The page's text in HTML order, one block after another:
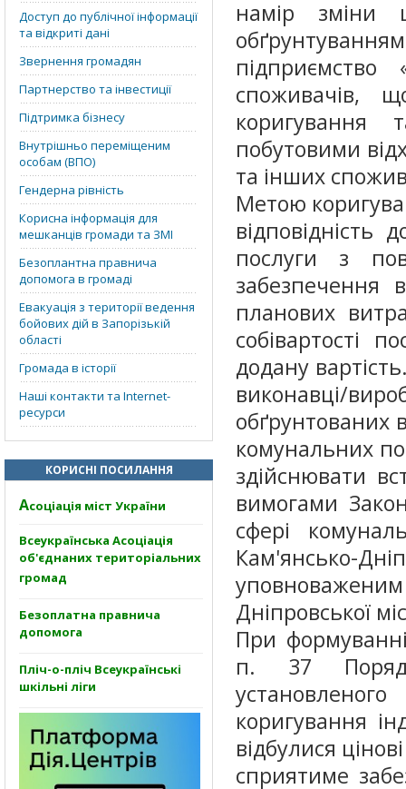
Доступ до публічної інформації
та відкриті дані
Звернення громадян
Партнерство та інвестиції
Підтримка бізнесу
Внутрішньо переміщеним
особам (ВПО)
Гендерна рівність
Корисна інформація для
мешканців громади та ЗМІ
Безоплантна правнича
допомога в громаді
Евакуація з території ведення
бойових дій в Запорізькій
області
Громада в історії
Наші контакти та Internet-
ресурси
КОРИСНІ ПОСИЛАННЯ
Асоціація міст України
Всеукраїнська Асоціація
об'єднаних територіальних
громад
Безоплатна правнича
допомога
Пліч-о-пліч Всеукраїнські
шкільні ліги
намір зміни
споживачів,
побутовими
та інших
Метою
послуги з
забезпечення
планових
собівартості
додану
виконавці/
обґрунтованих
комунальних
здійснювати
вимогами
сфері
Кам'янсько-
уповноваженим
Дніпровської
При
п. 37
коригування
відбулися
сприятиме